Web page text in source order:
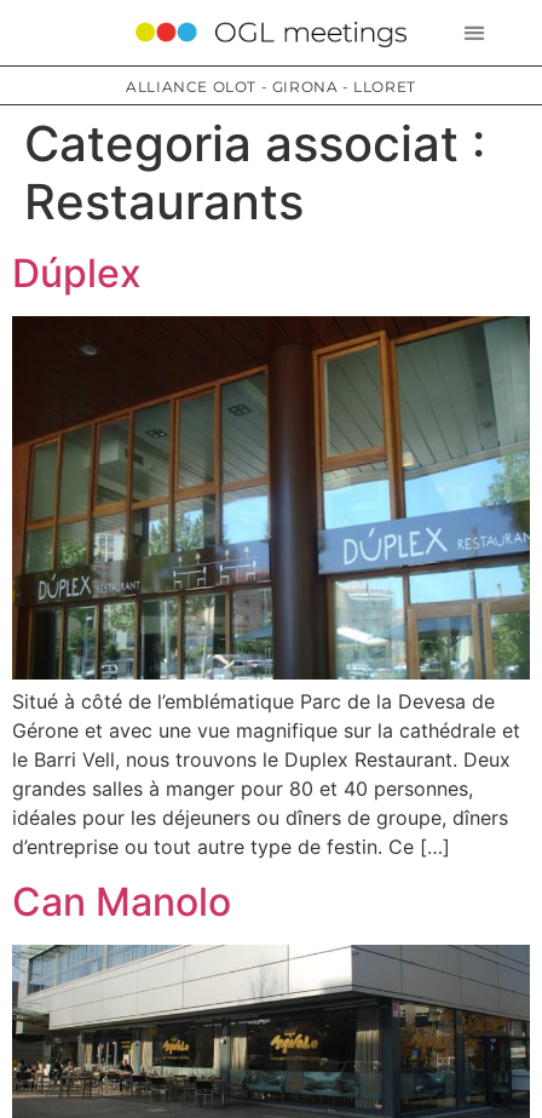
ALLIANCE OLOT - GIRONA - LLORET
Categoria associat :
Restaurants
Dúplex
Situé à côté de l’emblématique Parc de la Devesa de
Gérone et avec une vue magnifique sur la cathédrale et
le Barri Vell, nous trouvons le Duplex Restaurant. Deux
grandes salles à manger pour 80 et 40 personnes,
idéales pour les déjeuners ou dîners de groupe, dîners
d’entreprise ou tout autre type de festin. Ce […]
Can Manolo